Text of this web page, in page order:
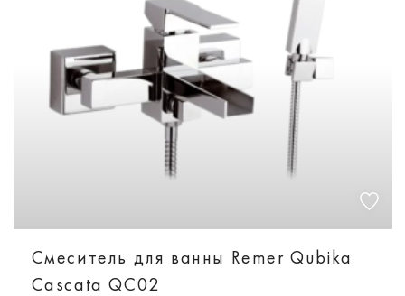
Смеситель для ванны Remer Qubika
Cascata QC02